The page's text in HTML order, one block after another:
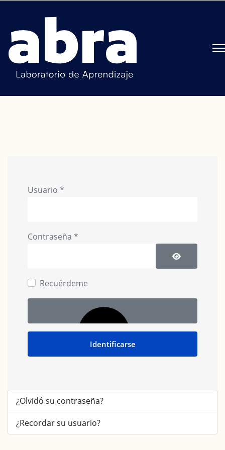
Usuario *
Contraseña *
Recuérdeme
Identificarse
¿Olvidó su contraseña?
¿Recordar su usuario?